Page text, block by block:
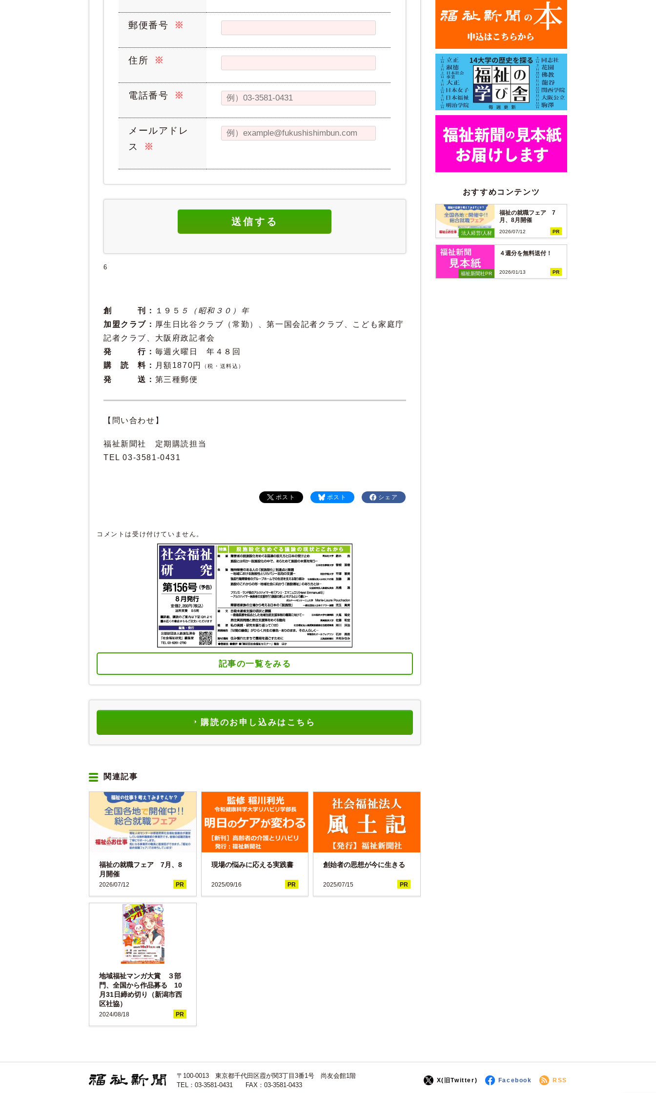
郵便番号 ※
住所 ※
電話番号 ※
メールアドレ
ス
※
6
創 刊： １９５ ５（昭和３０）年
加盟クラブ： 厚生日比谷クラブ（常勤）、第一国会記者クラブ、こども家庭庁
記者クラブ、大阪府政記者会
発 行： 毎週火曜日 年４８回
購 読 料：
月額1870円 （税・送料込）
発 送： 第三種郵便
【問い合わせ】
福祉新聞社 定期購読担当
TEL 03-3581-0431
シェア
ポスト
ポスト
コメントは受け付けていません。
記事の一覧をみる
購読のお申し込みはこちら
関連記事
2026/07/12 PR
福祉の就職フェア 7月、8
月開催
2025/09/16 PR
現場の悩みに応える実践書
2025/07/15 PR
創始者の思想が今に生きる
2024/08/18 PR
地域福祉マンガ大賞 ３部
門、全国から作品募る 10
月31日締め切り（新潟市西
区社協）
おすすめコンテンツ
法人経営/人材
福祉の就職フェア 7
月、8月開催
2026/07/12 PR
福祉新聞社PR
４週分を無料送付！
2026/01/13 PR
〒100-0013 東京都千代田区霞が関3丁目3番1号 尚友会館1階
TEL：03-3581-0431 FAX：03-3581-0433
X(旧Twitter) Facebook RSS